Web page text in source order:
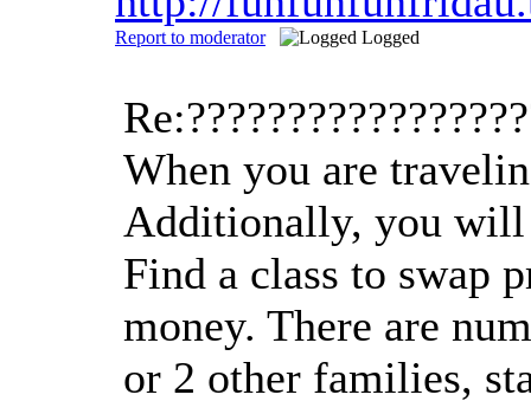
Report to moderator Logged
When you are
Additionally, you will
Find a class to swap
money. There are
or 2 other families,